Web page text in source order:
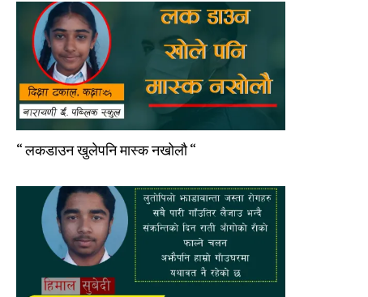
“ लकडाउन खुलेपनि मास्क नखोलौ “